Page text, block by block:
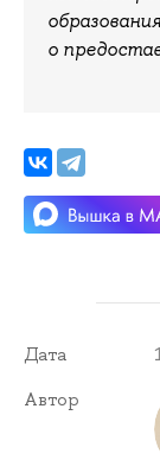
о
Дата
Автор